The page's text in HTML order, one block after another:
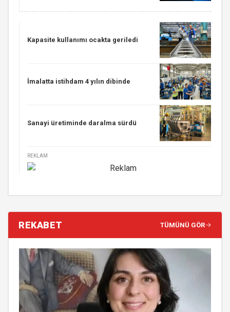
Kapasite kullanımı ocakta geriledi
İmalatta istihdam 4 yılın dibinde
Sanayi üretiminde daralma sürdü
REKLAM
REKABET TÜMÜNÜ GÖR